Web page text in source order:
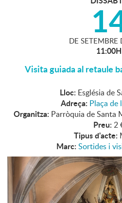
DE SETEMBRE
11:00H
Visita guiada al retaule
Lloc: Església de
Adreça: Plaça de
Organitza: Parròquia de Santa
Preu: 2
Tipus d'acte:
Marc: Sortides i